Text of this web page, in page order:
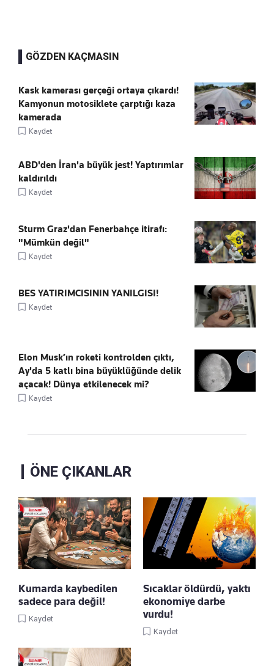
GÖZDEN KAÇMASIN
Kask kamerası gerçeği ortaya çıkardı!
Kamyonun motosiklete çarptığı kaza
kamerada
Kaydet
ABD'den İran'a büyük jest! Yaptırımlar
kaldırıldı
Kaydet
Sturm Graz'dan Fenerbahçe itirafı:
"Mümkün değil"
Kaydet
BES YATIRIMCISININ YANILGISI!
Kaydet
Elon Musk’ın roketi kontrolden çıktı,
Ay'da 5 katlı bina büyüklüğünde delik
açacak! Dünya etkilenecek mi?
Kaydet
ÖNE ÇIKANLAR
Kumarda kaybedilen
sadece para değil!
Kaydet
Sıcaklar öldürdü, yaktı
ekonomiye darbe
vurdu!
Kaydet